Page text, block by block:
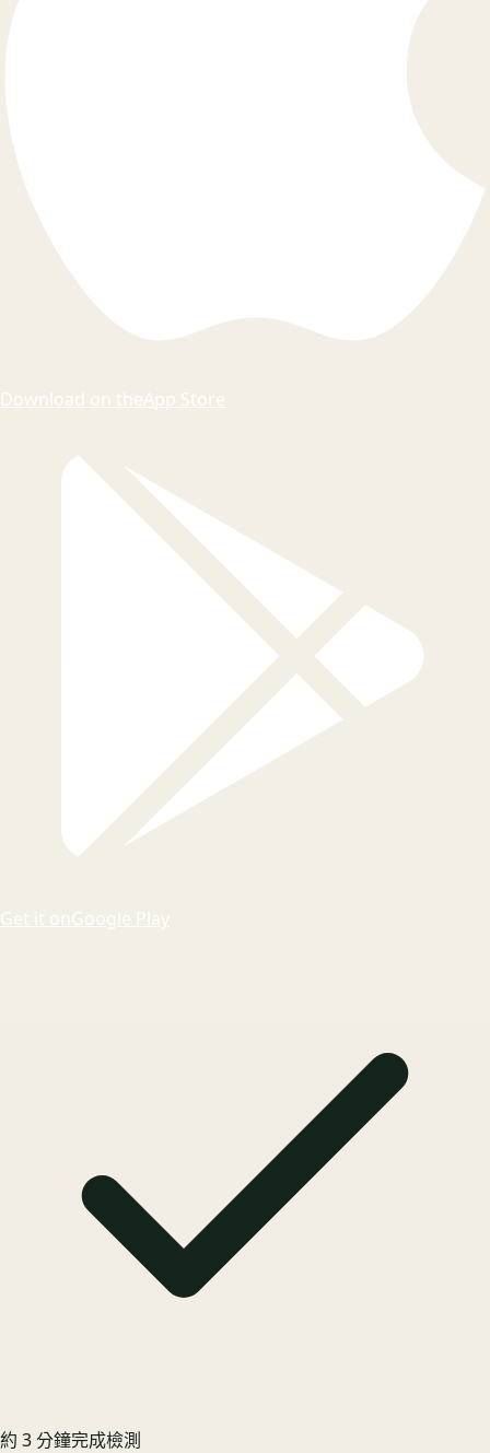
Download on theApp Store
Get it onGoogle Play
約 3 分鐘完成檢測